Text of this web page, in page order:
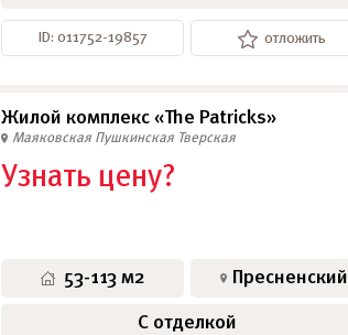
ID: 011752-19857 отложить
Жилой комплекс «The Patricks»
Маяковская Пушкинская Тверская
Узнать цену?
53-113 м2 Пресненский
С отделкой